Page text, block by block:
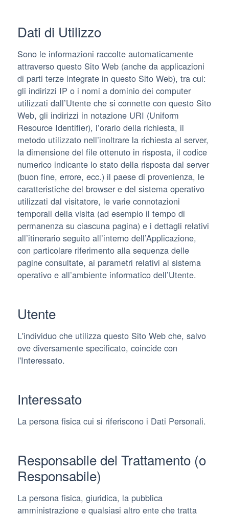
Dati di Utilizzo
Sono le informazioni raccolte automaticamente
attraverso questo Sito Web (anche da applicazioni
di parti terze integrate in questo Sito Web), tra cui:
gli indirizzi IP o i nomi a dominio dei computer
utilizzati dall’Utente che si connette con questo Sito
Web, gli indirizzi in notazione URI (Uniform
Resource Identifier), l’orario della richiesta, il
metodo utilizzato nell’inoltrare la richiesta al server,
la dimensione del file ottenuto in risposta, il codice
numerico indicante lo stato della risposta dal server
(buon fine, errore, ecc.) il paese di provenienza, le
caratteristiche del browser e del sistema operativo
utilizzati dal visitatore, le varie connotazioni
temporali della visita (ad esempio il tempo di
permanenza su ciascuna pagina) e i dettagli relativi
all’itinerario seguito all’interno dell’Applicazione,
con particolare riferimento alla sequenza delle
pagine consultate, ai parametri relativi al sistema
operativo e all’ambiente informatico dell’Utente.
Utente
L'individuo che utilizza questo Sito Web che, salvo
ove diversamente specificato, coincide con
l'Interessato.
Interessato
La persona fisica cui si riferiscono i Dati Personali.
Responsabile del Trattamento (o
Responsabile)
La persona fisica, giuridica, la pubblica
amministrazione e qualsiasi altro ente che tratta